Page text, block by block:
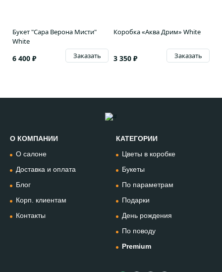
Букет "Сара Верона Мисти"
White
6 400 ₽ Заказать
Коробка «Аква Дрим» White
3 350 ₽ Заказать
О КОМПАНИИ
О салоне
Доставка и оплата
Блог
Корп. клиентам
Контакты
КАТЕГОРИИ
Цветы в коробке
Букеты
По параметрам
Подарки
День рождения
По поводу
Premium
Позвонить
+74994954685
WhatsApp
+79912981236
@omflowersbot